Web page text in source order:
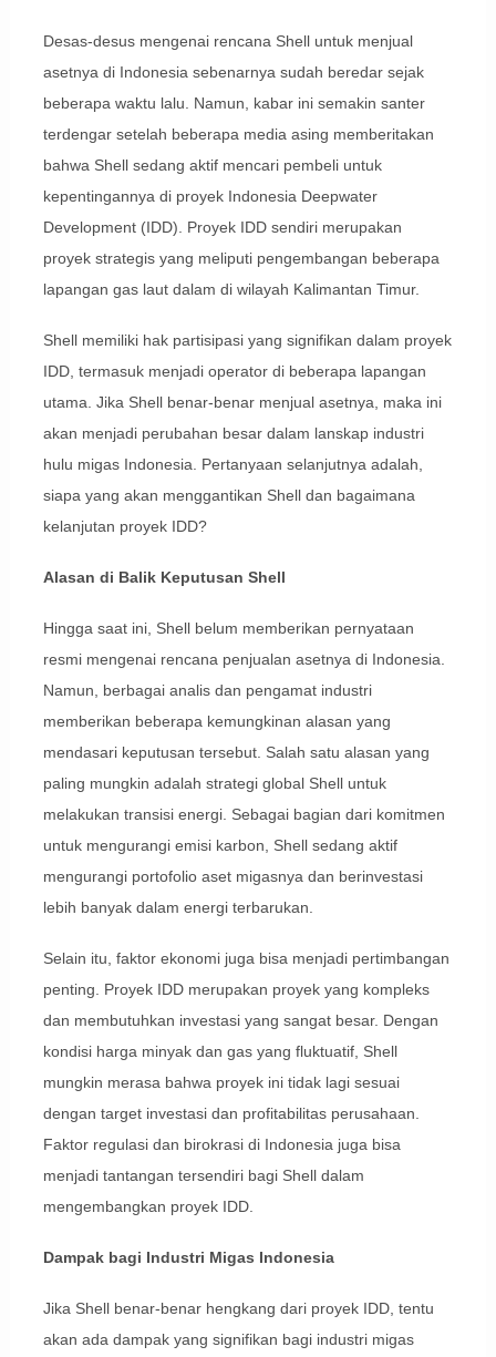
Desas-desus mengenai rencana Shell untuk menjual
asetnya di Indonesia sebenarnya sudah beredar sejak
beberapa waktu lalu. Namun, kabar ini semakin santer
terdengar setelah beberapa media asing memberitakan
bahwa Shell sedang aktif mencari pembeli untuk
kepentingannya di proyek Indonesia Deepwater
Development (IDD). Proyek IDD sendiri merupakan
proyek strategis yang meliputi pengembangan beberapa
lapangan gas laut dalam di wilayah Kalimantan Timur.
Shell memiliki hak partisipasi yang signifikan dalam proyek
IDD, termasuk menjadi operator di beberapa lapangan
utama. Jika Shell benar-benar menjual asetnya, maka ini
akan menjadi perubahan besar dalam lanskap industri
hulu migas Indonesia. Pertanyaan selanjutnya adalah,
siapa yang akan menggantikan Shell dan bagaimana
kelanjutan proyek IDD?
Alasan di Balik Keputusan Shell
Hingga saat ini, Shell belum memberikan pernyataan
resmi mengenai rencana penjualan asetnya di Indonesia.
Namun, berbagai analis dan pengamat industri
memberikan beberapa kemungkinan alasan yang
mendasari keputusan tersebut. Salah satu alasan yang
paling mungkin adalah strategi global Shell untuk
melakukan transisi energi. Sebagai bagian dari komitmen
untuk mengurangi emisi karbon, Shell sedang aktif
mengurangi portofolio aset migasnya dan berinvestasi
lebih banyak dalam energi terbarukan.
Selain itu, faktor ekonomi juga bisa menjadi pertimbangan
penting. Proyek IDD merupakan proyek yang kompleks
dan membutuhkan investasi yang sangat besar. Dengan
kondisi harga minyak dan gas yang fluktuatif, Shell
mungkin merasa bahwa proyek ini tidak lagi sesuai
dengan target investasi dan profitabilitas perusahaan.
Faktor regulasi dan birokrasi di Indonesia juga bisa
menjadi tantangan tersendiri bagi Shell dalam
mengembangkan proyek IDD.
Dampak bagi Industri Migas Indonesia
Jika Shell benar-benar hengkang dari proyek IDD, tentu
akan ada dampak yang signifikan bagi industri migas